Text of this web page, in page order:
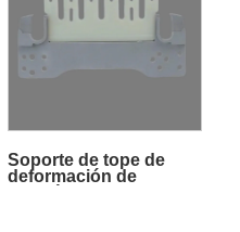
Soporte de tope de
deformación de